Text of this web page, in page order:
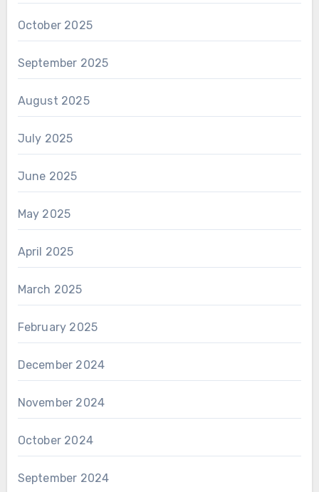
October 2025
September 2025
August 2025
July 2025
June 2025
May 2025
April 2025
March 2025
February 2025
December 2024
November 2024
October 2024
September 2024